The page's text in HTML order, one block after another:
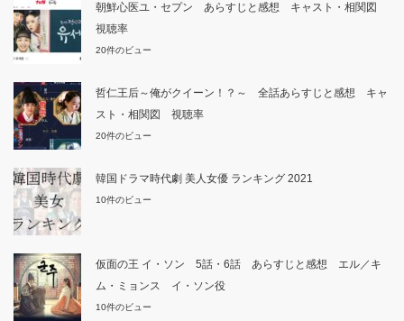
朝鮮心医ユ・セプン あらすじと感想 キャスト・相関図
視聴率
20件のビュー
哲仁王后～俺がクイーン！？～ 全話あらすじと感想 キャ
スト・相関図 視聴率
20件のビュー
韓国ドラマ時代劇 美人女優 ランキング 2021
10件のビュー
仮面の王 イ・ソン 5話・6話 あらすじと感想 エル／キ
ム・ミョンス イ・ソン役
10件のビュー